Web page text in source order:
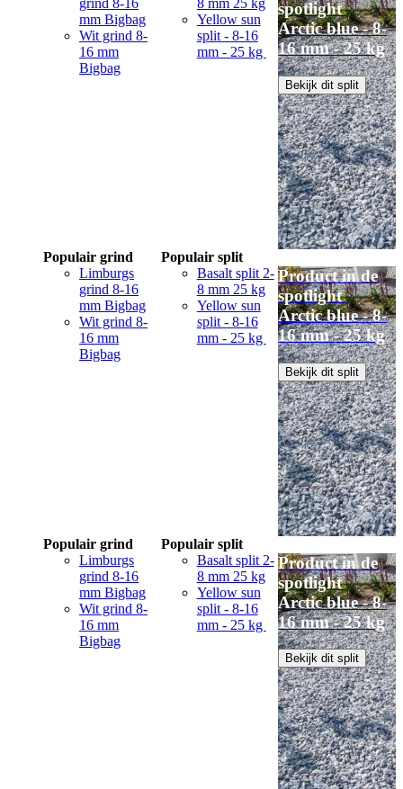
mm Bigbag
Wit grind 8-
16 mm
Bigbag
Yellow sun
split - 8-16
mm - 25 kg
spotlight
Arctic blue - 8-
16 mm - 25 kg
Bekijk dit split
Populair grind
Limburgs
grind 8-16
mm Bigbag
Wit grind 8-
16 mm
Bigbag
Populair split
Basalt split 2-
8 mm 25 kg
Yellow sun
split - 8-16
mm - 25 kg
Product in de
spotlight
Arctic blue - 8-
16 mm - 25 kg
Bekijk dit split
Populair grind
Limburgs
grind 8-16
mm Bigbag
Wit grind 8-
16 mm
Bigbag
Populair split
Basalt split 2-
8 mm 25 kg
Yellow sun
split - 8-16
mm - 25 kg
Product in de
spotlight
Arctic blue - 8-
16 mm - 25 kg
Bekijk dit split